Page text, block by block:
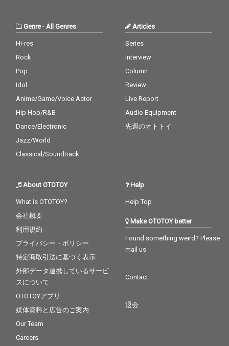
Genre- All Genres
Hi-res
Rock
Pop
Idol
Anime/Game/Voice Actor
Hip Hop/R&B
Dance/Electronic
Jazz/World
Classical/Soundtrack
Articles
Series
Interview
Column
Review
Live Report
Audio Equipment
先週のオトトイ
About OTOTOY
What is OTOTOY?
会社概要
利用規約
プライバシー・ポリシー
特定商取引法に基づく表示
外部データ連携しているサービ
スについて
OTOTOYアプリ
媒体資料と広告のご案内
Our Team
Careers
Help
Help Top
Make OTOTOY better
Found something weird? Please
mail us
Contact
退会